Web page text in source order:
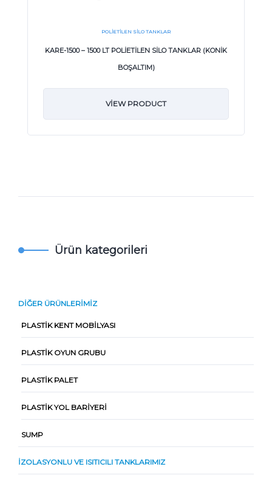
POLIETILEN SILO TANKLAR
KARE-1500 – 1500 LT POLİETİLEN SİLO TANKLAR (KONİK
BOŞALTIM)
VIEW PRODUCT
Ürün kategorileri
DIĞER ÜRÜNLERIMIZ
PLASTIK KENT MOBILYASI
PLASTIK OYUN GRUBU
PLASTIK PALET
PLASTIK YOL BARIYERI
SUMP
İZOLASYONLU VE ISITICILI TANKLARIMIZ